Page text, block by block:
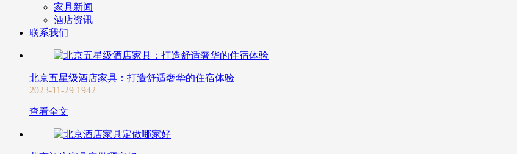
家具新闻
酒店资讯
联系我们
北京五星级酒店家具：打造舒适奢华的住宿体验
2023-11-29 1942
查看全文